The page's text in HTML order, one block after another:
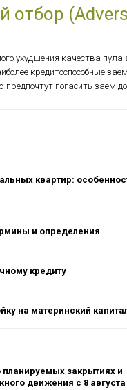
отбор
ухудшения качества пула
кредитоспособные
погасить заем
квартир:
и определения
кредиту
на материнский
закрытиях и
движения с 8 августа